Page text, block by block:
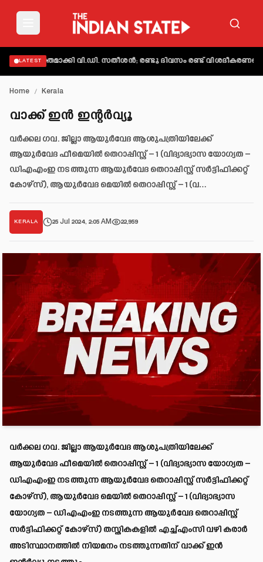
LATEST
വ്യക്തമാക്കി വി.ഡി. സതീശൻ; രണ്ടു ദിവസം രണ്ട് വിശദീകരണമെന്ന്
Home / Kerala
വാക്ക് ഇൻ ഇന്റർവ്യൂ
വർക്കല ഗവ. ജില്ലാ ആയുർവേദ ആശുപത്രിയിലേക്ക്
ആയുർവേദ ഫീമെയിൽ തെറാപ്പിസ്റ്റ് – 1 (വിദ്യാഭ്യാസ യോഗ്യത –
ഡിഎഎംഇ നടത്തുന്ന ആയുർവേദ തെറാപ്പിസ്റ്റ് സർട്ടിഫിക്കറ്റ്
കോഴ്സ്), ആയുർവേദ മെയിൽ തെറാപ്പിസ്റ്റ് – 1 (വ…
KERALA 25 Jul 2024, 2:05 AM 22,959
വർക്കല ഗവ. ജില്ലാ ആയുർവേദ ആശുപത്രിയിലേക്ക്
ആയുർവേദ ഫീമെയിൽ തെറാപ്പിസ്റ്റ് – 1 (വിദ്യാഭ്യാസ യോഗ്യത –
ഡിഎഎംഇ നടത്തുന്ന ആയുർവേദ തെറാപ്പിസ്റ്റ് സർട്ടിഫിക്കറ്റ്
കോഴ്സ്), ആയുർവേദ മെയിൽ തെറാപ്പിസ്റ്റ് – 1 (വിദ്യാഭ്യാസ
യോഗ്യത – ഡിഎഎംഇ നടത്തുന്ന ആയുർവേദ തെറാപ്പിസ്റ്റ്
സർട്ടിഫിക്കറ്റ് കോഴ്സ്) തസ്തികകളിൽ എച്ച്എംസി വഴി കരാർ
അടിസ്ഥാനത്തിൽ നിയമനം നടത്തുന്നതിന് വാക്ക് ഇൻ